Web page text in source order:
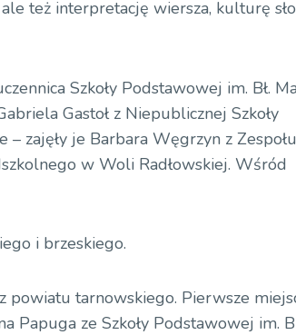
też interpretację wiersza, kulturę
Szkoły Podstawowej im. Bł.
Gastoł z Niepublicznej Szkoły
– zajęły je Barbara Węgrzyn z
w Woli Radłowskiej. Wśród
i brzeskiego.
powiatu tarnowskiego. Pierwsze
Papuga ze Szkoły Podstawowej im.